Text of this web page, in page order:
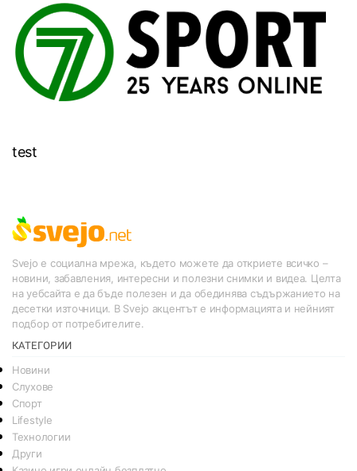
test
Svejo е социална мрежа, където можете да откриете всичко –
новини, забавления, интересни и полезни снимки и видеа. Целта
на уебсайта е да бъде полезен и да обединява съдържанието на
десетки източници. В Svejo акцентът е информацията и нейният
подбор от потребителите.
КАТЕГОРИИ
Новини
Слухове
Спорт
Lifestyle
Технологии
Други